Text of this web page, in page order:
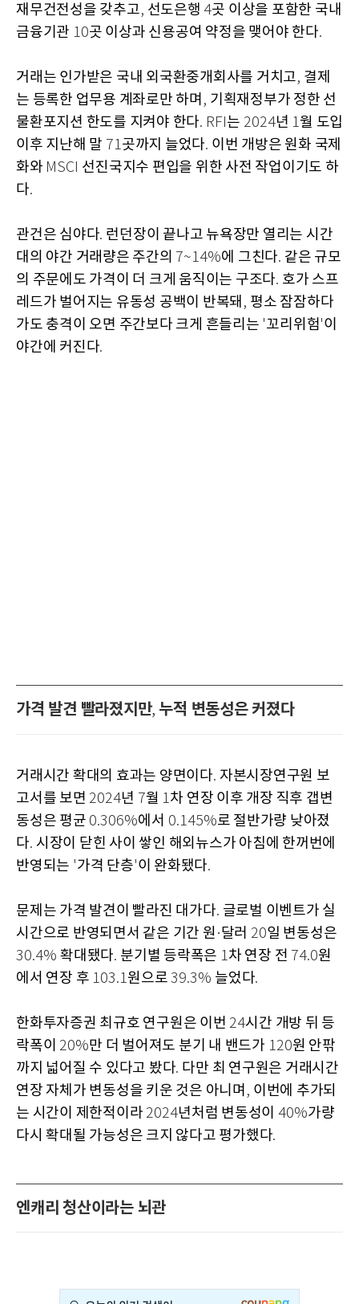
재무건전성을 갖추고, 선도은행 4곳 이상을 포함한 국내
금융기관 10곳 이상과 신용공여 약정을 맺어야 한다.
거래는 인가받은 국내 외국환중개회사를 거치고, 결제
는 등록한 업무용 계좌로만 하며 , 기획재정부가 정한 선
물환포지션 한도를 지켜야 한다. RFI 는 2024년 1월 도입
이후 지난해 말 71곳까지 늘었다. 이번 개방은 원화 국제
화와 MSCI 선진국지수 편입을 위한 사전 작업이기도 하
다.
관건은 심야다. 런던장이 끝나고 뉴욕장만 열리는 시간
대의 야간 거래량은 주간의 7~14%에 그친다. 같은 규모
의 주문에도 가격이 더 크게 움직이는 구조다. 호가 스프
레드가 벌어지는 유동성 공백이 반복돼 , 평소 잠잠하다
가도 충격이 오면 주간보다 크게 흔들리는 '꼬리위험'이
야간에 커진다.
가격 발견 빨라졌지만, 누적 변동성은 커졌다
거래시간 확대의 효과는 양면이다. 자본시장연구원 보
고서를 보면 2024년 7월 1차 연장 이후 개장 직후 갭변
동성은 평균0.306%에서 0.145%로 절반가량 낮아졌
다. 시장이 닫힌 사이 쌓인 해외뉴스가 아침에 한꺼번에
반영되는 '가격 단층'이 완화됐다.
문제는 가격 발견이 빨라진 대가다. 글로벌 이벤트가 실
시간으로 반영되면서 같은 기간 원 ·달러 20일 변동성은
30.4% 확대됐다. 분기별 등락폭은 1차 연장 전 74.0원
에서 연장 후 103.1원으로 39.3% 늘었다.
한화투자증권 최규호 연구원은 이번 24시간 개방 뒤 등
락폭이 20%만 더 벌어져도 분기 내 밴드가 120원 안팎
까지 넓어질 수 있다고 봤다. 다만 최 연구원은 거래시간
연장 자체가 변동성을 키운 것은 아니며 , 이번에 추가되
는 시간이 제한적이라 2024년처럼 변동성이 40%가량
다시 확대될 가능성은 크지 않다고 평가했다.
엔캐리 청산이라는 뇌관